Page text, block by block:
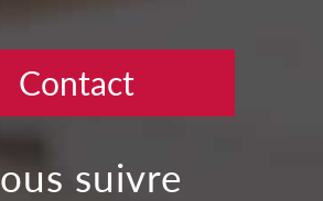
Contact
nous suivre